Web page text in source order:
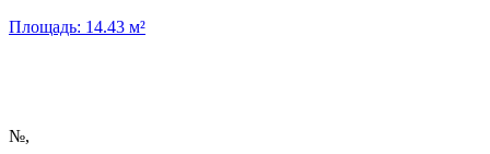
Площадь: 14.43 м²
№,